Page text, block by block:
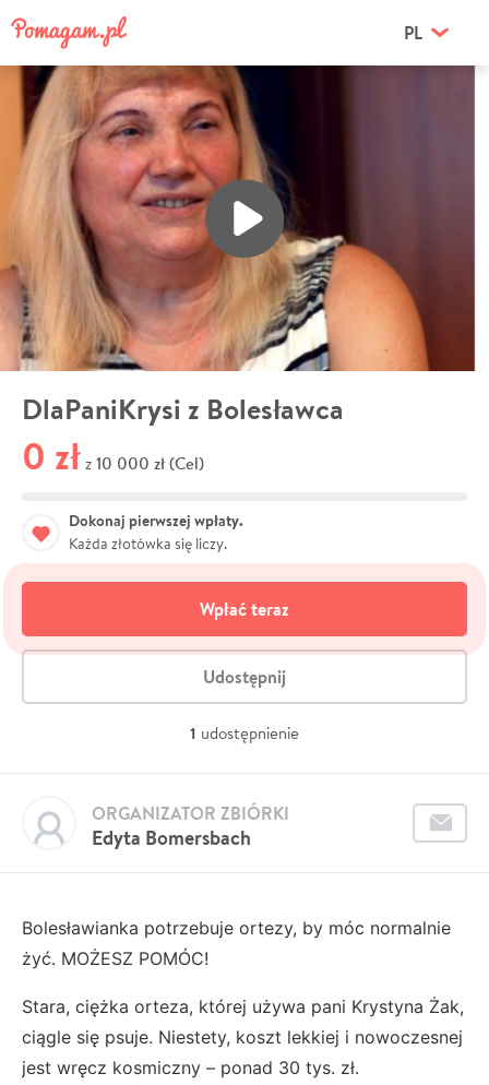
PL
DlaPaniKrysi z Bolesławca
0 zł z 10 000 zł (Cel)
Dokonaj pierwszej wpłaty.
Każda złotówka się liczy.
Wpłać teraz
Udostępnij
1 udostępnienie
Edyta Bomersbach
ORGANIZATOR ZBIÓRKI
Bolesławianka potrzebuje ortezy, by móc normalnie
żyć. MOŻESZ POMÓC!
Stara, ciężka orteza, której używa pani Krystyna Żak,
ciągle się psuje. Niestety, koszt lekkiej i nowoczesnej
jest wręcz kosmiczny – ponad 30 tys. zł.